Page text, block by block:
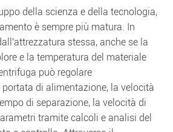
della scienza e della tecnologia,
è sempre più matura. In
stessa, anche se la
e la temperatura del materiale
può regolare
di alimentazione, la velocità
di separazione, la velocità di
tramite calcoli e analisi del